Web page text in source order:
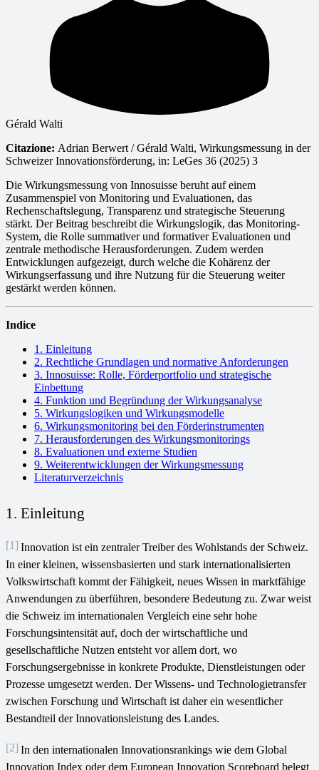
Gérald Walti
Citazione: Adrian Berwert / Gérald Walti, Wirkungsmessung in der
Schweizer Innovationsförderung, in: LeGes 36 (2025) 3
Die Wirkungsmessung von Innosuisse beruht auf einem
Zusammenspiel von Monitoring und Evaluationen, das
Rechenschaftslegung, Transparenz und strategische Steuerung
stärkt. Der Beitrag beschreibt die Wirkungslogik, das Monitoring-
System, die Rolle summativer und formativer Evaluationen und
zentrale methodische Herausforderungen. Zudem werden
Entwicklungen aufgezeigt, durch welche die Kohärenz der
Wirkungserfassung und ihre Nutzung für die Steuerung weiter
gestärkt werden können.
Indice
1. Einleitung
2. Rechtliche Grundlagen und normative Anforderungen
3. Innosuisse: Rolle, Förderportfolio und strategische
Einbettung
4. Funktion und Begründung der Wirkungsanalyse
5. Wirkungslogiken und Wirkungsmodelle
6. Wirkungsmonitoring bei den Förderinstrumenten
7. Herausforderungen des Wirkungsmonitorings
8. Evaluationen und externe Studien
9. Weiterentwicklungen der Wirkungsmessung
Literaturverzeichnis
1. Einleitung
[1] Innovation ist ein zentraler Treiber des Wohlstands der Schweiz.
In einer kleinen, wissensbasierten und stark internationalisierten
Volkswirtschaft kommt der Fähigkeit, neues Wissen in marktfähige
Anwendungen zu überführen, besondere Bedeutung zu. Zwar weist
die Schweiz im internationalen Vergleich eine sehr hohe
Forschungsintensität auf, doch der wirtschaftliche und
gesellschaftliche Nutzen entsteht vor allem dort, wo
Forschungsergebnisse in konkrete Produkte, Dienstleistungen oder
Prozesse umgesetzt werden. Der Wissens- und Technologietransfer
zwischen Forschung und Wirtschaft ist daher ein wesentlicher
Bestandteil der Innovationsleistung des Landes.
[2] In den internationalen Innovationsrankings wie dem Global
Innovation Index oder dem European Innovation Scoreboard belegt